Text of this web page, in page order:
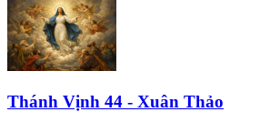
Thánh Vịnh 44 - Xuân Thảo